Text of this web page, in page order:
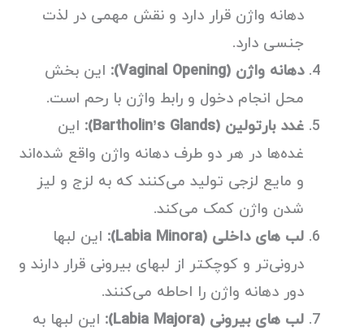
دهانه واژن قرار دارد و نقش مهمی در لذت
جنسی دارد.
دهانه واژن (Vaginal Opening):
این بخش
محل انجام دخول و رابط واژن با رحم است.
غدد بارتولین (Bartholin’s Glands):
این
غده‌ها در هر دو طرف دهانه واژن واقع شده‌اند
و مایع لزجی تولید می‌کنند که به لزج و لیز
شدن واژن کمک می‌کند.
لب های داخلی (Labia Minora):
این لبها
درونی‌تر و کوچکتر از لبهای بیرونی قرار دارند و
دور دهانه واژن را احاطه می‌کنند.
لب های بیرونی (Labia Majora):
این لبها به